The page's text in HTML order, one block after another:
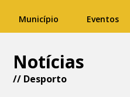
Município Eventos
Notícias
// Desporto